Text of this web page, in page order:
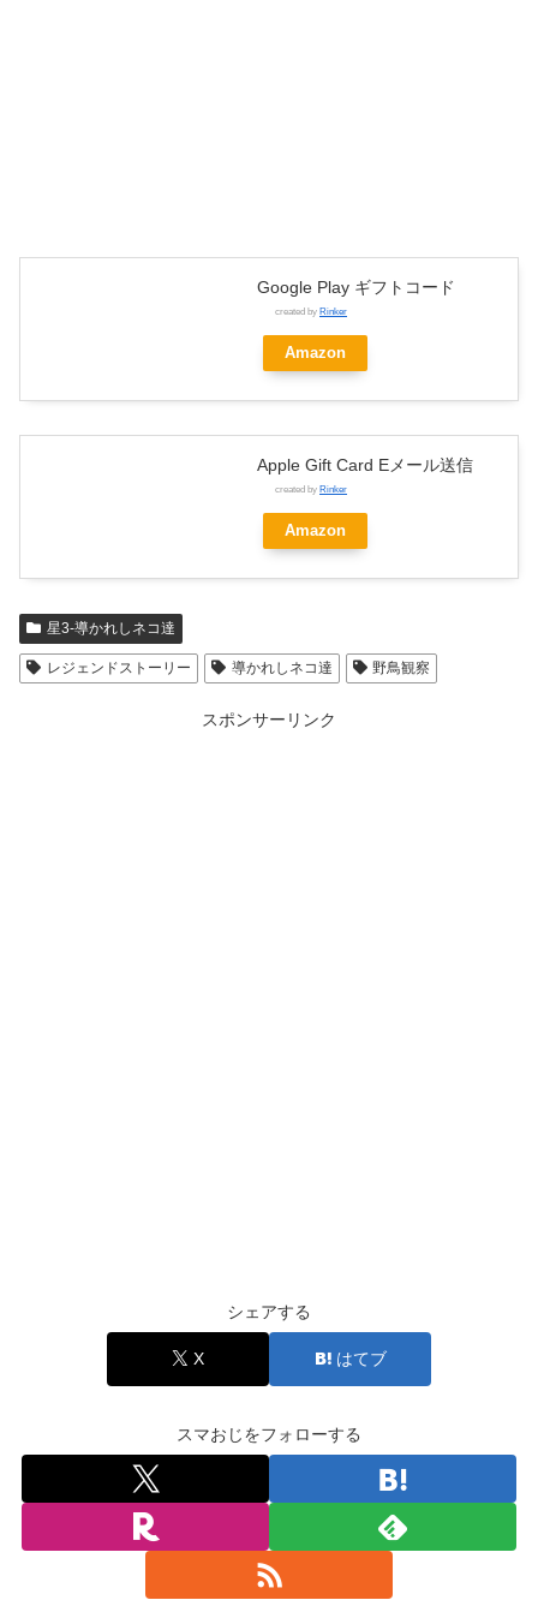
Google Play ギフトコード
created by Rinker
Amazon
Apple Gift Card Eメール送信
created by Rinker
Amazon
星3-導かれしネコ達
レジェンドストーリー 導かれしネコ達 野鳥観察
スポンサーリンク
シェアする
X はてブ
スマおじをフォローする